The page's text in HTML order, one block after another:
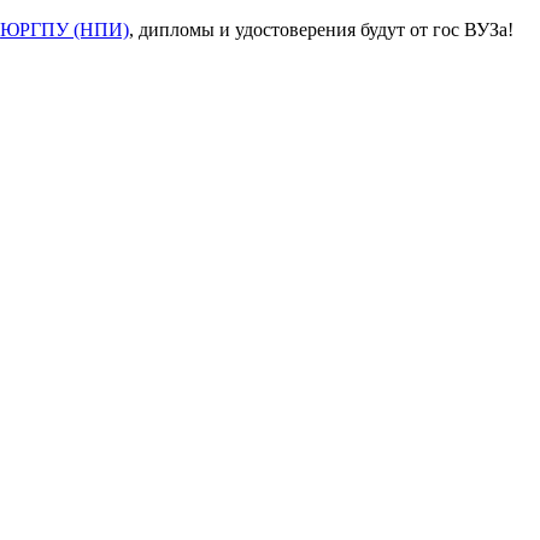
ЮРГПУ (НПИ), дипломы и удостоверения будут от гос ВУЗа!